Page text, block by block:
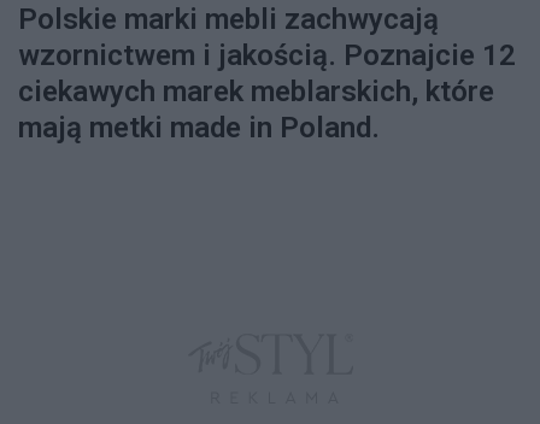
Polskie marki mebli zachwycają
wzornictwem i jakością. Poznajcie 12
ciekawych marek meblarskich, które
mają metki made in Poland.